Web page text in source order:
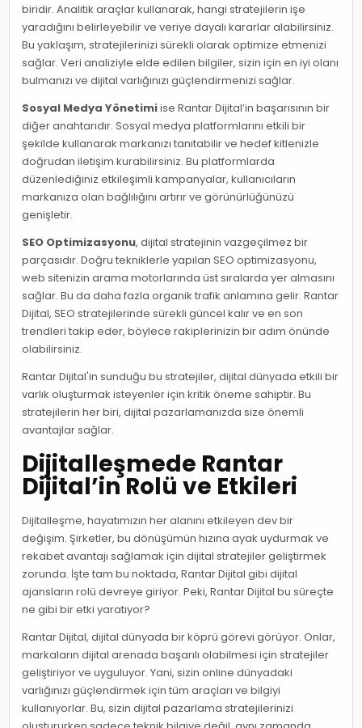
biridir. Analitik araçlar kullanarak, hangi stratejilerin işe
yaradığını belirleyebilir ve veriye dayalı kararlar alabilirsiniz.
Bu yaklaşım, stratejilerinizi sürekli olarak optimize etmenizi
sağlar. Veri analiziyle elde edilen bilgiler, sizin için en iyi olanı
bulmanızı ve dijital varlığınızı güçlendirmenizi sağlar.
Sosyal Medya Yönetimiise Rantar Dijital’in başarısının bir
diğer anahtarıdır. Sosyal medya platformlarını etkili bir
şekilde kullanarak markanızı tanıtabilir ve hedef kitlenizle
doğrudan iletişim kurabilirsiniz. Bu platformlarda
düzenlediğiniz etkileşimli kampanyalar, kullanıcıların
markanıza olan bağlılığını artırır ve görünürlüğünüzü
genişletir.
SEO Optimizasyonu, dijital stratejinin vazgeçilmez bir
parçasıdır. Doğru tekniklerle yapılan SEO optimizasyonu,
web sitenizin arama motorlarında üst sıralarda yer almasını
sağlar. Bu da daha fazla organik trafik anlamına gelir. Rantar
Dijital, SEO stratejilerinde sürekli güncel kalır ve en son
trendleri takip eder, böylece rakiplerinizin bir adım önünde
olabilirsiniz.
Rantar Dijital'in sunduğu bu stratejiler, dijital dünyada etkili bir
varlık oluşturmak isteyenler için kritik öneme sahiptir. Bu
stratejilerin her biri, dijital pazarlamanızda size önemli
avantajlar sağlar.
Dijitalleşmede Rantar
Dijital’in Rolü ve Etkileri
Dijitalleşme, hayatımızın her alanını etkileyen dev bir
değişim. Şirketler, bu dönüşümün hızına ayak uydurmak ve
rekabet avantajı sağlamak için dijital stratejiler geliştirmek
zorunda. İşte tam bu noktada, Rantar Dijital gibi dijital
ajansların rolü devreye giriyor. Peki, Rantar Dijital bu süreçte
ne gibi bir etki yaratıyor?
Rantar Dijital, dijital dünyada bir köprü görevi görüyor. Onlar,
markaların dijital arenada başarılı olabilmesi için stratejiler
geliştiriyor ve uyguluyor. Yani, sizin online dünyadaki
varlığınızı güçlendirmek için tüm araçları ve bilgiyi
kullanıyorlar. Bu, sizin dijital pazarlama stratejilerinizi